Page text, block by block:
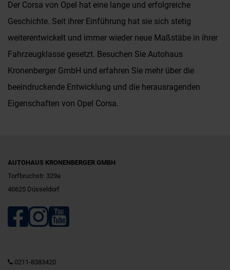
Der Corsa von Opel hat eine lange und erfolgreiche
Geschichte. Seit ihrer Einführung hat sie sich stetig
weiterentwickelt und immer wieder neue Maßstäbe in ihrer
Fahrzeugklasse gesetzt. Besuchen Sie Autohaus
Kronenberger GmbH und erfahren Sie mehr über die
beeindruckende Entwicklung und die herausragenden
Eigenschaften von Opel Corsa.
AUTOHAUS KRONENBERGER GMBH
Torfbruchstr. 329a
40625 Düsseldorf
0211-8383420